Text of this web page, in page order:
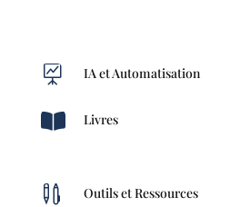
 IA et Automatisation
 Livres
 Outils et Ressources